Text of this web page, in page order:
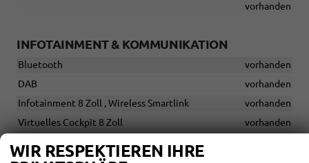
vorhanden
INFOTAINMENT & KOMMUNIKATION
Bluetooth
vorhanden
DAB
vorhanden
Infotainment 8 Zoll , Wireless Smartlink
vorhanden
Virtuelles Cockpit 8 Zoll
vorhanden
WIR RESPEKTIEREN IHRE